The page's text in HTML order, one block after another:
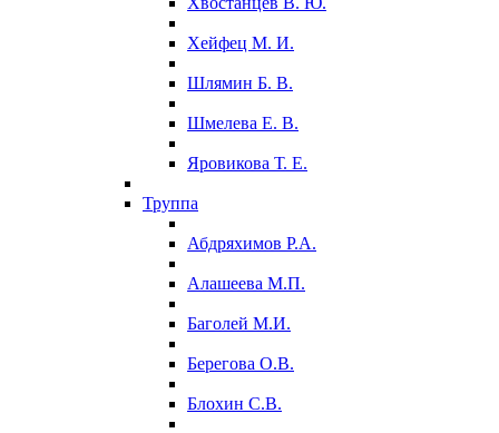
Хейфец М. И.
Шлямин Б. В.
Шмелева Е. В.
Яровикова Т. Е.
Труппа
Абдряхимов Р.А.
Алашеева М.П.
Баголей М.И.
Берегова О.В.
Блохин С.В.